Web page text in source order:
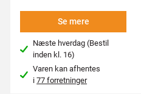
Se mere
Næste hverdag (Bestil
inden kl. 16)
Varen kan afhentes
i77 forretninger